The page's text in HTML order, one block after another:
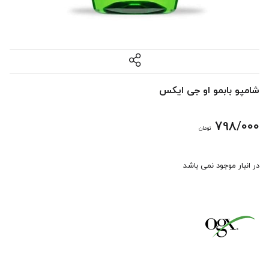
شامپو بابمو او جی ایکس
798/000 تومان
در انبار موجود نمی باشد